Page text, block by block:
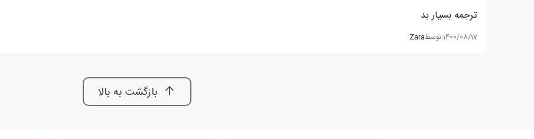
ترجمه بسیار بد
1400/08/17
|توسطZara
بازگشت به بالا